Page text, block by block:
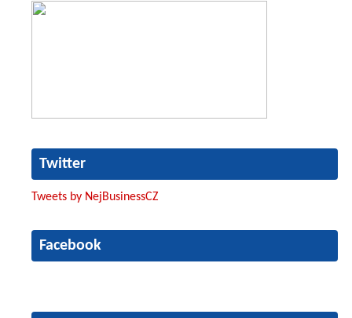
Twitter
Tweets by NejBusinessCZ
Facebook